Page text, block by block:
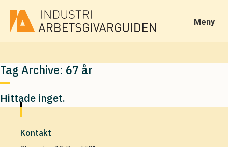
Meny
Tag Archive: 67 år
Hittade inget.
Kontakt